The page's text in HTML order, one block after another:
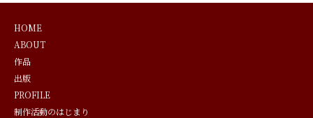
HOME
ABOUT
作品
出版
PROFILE
制作活動のはじまり